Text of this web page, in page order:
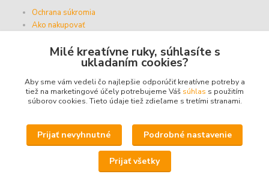
Ochrana súkromia
Ako nakupovať
Doprava a platba
Obchodné podmienky
Upravit sběr cookies.
© 2025 - ABZ Trio, s.r.o. - kreativneruky.sk, All Rights Reserved.
Icons made byFreepikfromwww.flaticon.com
Milé kreatívne ruky, súhlasíte s
ukladaním cookies?
Aby sme vám vedeli čo najlepšie odporúčiť kreatívne potreby a
tiež na marketingové účely potrebujeme Váš súhlas s použitím
súborov cookies. Tieto údaje tiež zdieľame s tretími stranami.
Prijať nevyhnutné Podrobné nastavenie
Prijať všetky